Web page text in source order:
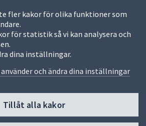
fler kakor för olika funktioner som
för statistik så vi kan analysera och
dina inställningar.
och ändra dina inställningar
Tillåt alla kakor
Fler sätt att följa oss